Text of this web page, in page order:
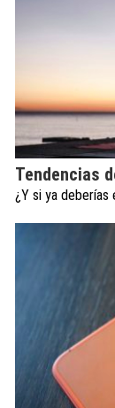
Tendencias
¿Y si ya deberías